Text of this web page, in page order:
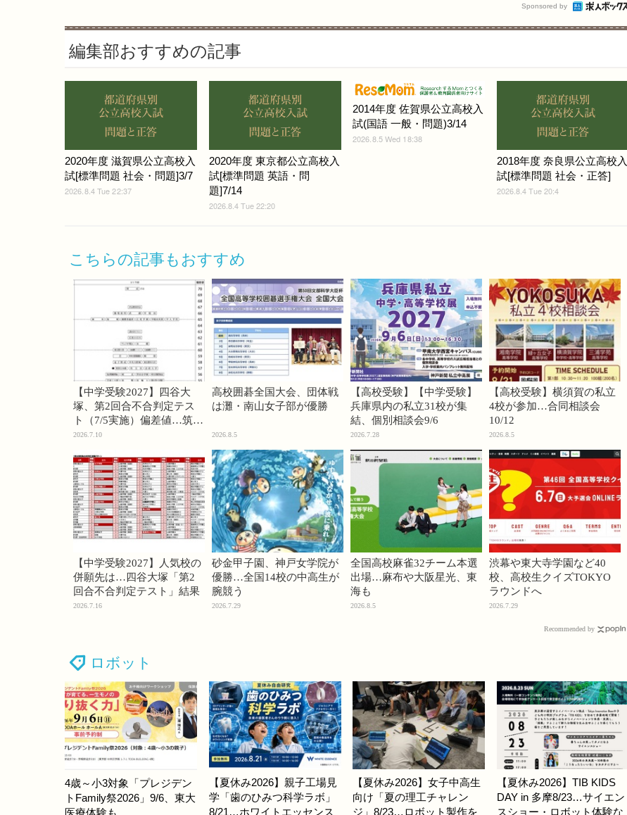
Sponsored by
編集部おすすめの記事
2020年度 滋賀県公立高校入
試[標準問題 社会・問題]3/7
2026.8.4 Tue 22:37
2020年度 東京都公立高校入
試[標準問題 英語・問
題]7/14
2026.8.4 Tue 22:20
2014年度 佐賀県公立高校入
試(国語 一般・問題)3/14
2026.8.5 Wed 18:38
2018年度 奈良県公立高校入
試[標準問題 社会・正答]
2026.8.4 Tue 20:4
こちらの記事もおすすめ
【中学受験2027】四谷大
塚、第2回合不合判定テス
ト（7/5実施）偏差値…筑駒
74・桜蔭70＜PR＞
2026.7.10
高校囲碁全国大会、団体戦
は灘・南山女子部が優勝
2026.8.5
【高校受験】【中学受験】
兵庫県内の私立31校が集
結、個別相談会9/6
2026.7.28
【高校受験】横須賀の私立
4校が参加…合同相談会
10/12
2026.8.5
【中学受験2027】人気校の
併願先は…四谷大塚「第2
回合不合判定テスト」結果
2026.7.16
砂金甲子園、神戸女学院が
優勝…全国14校の中高生が
腕競う
2026.7.29
全国高校麻雀32チーム本選
出場…麻布や大阪星光、東
海も
2026.8.5
渋幕や東大寺学園など40
校、高校生クイズTOKYO
ラウンドへ
2026.7.29
Recommended by
ロボット
4歳～小3対象「プレジデン
トFamily祭2026」9/6、東大
【夏休み2026】親子工場見
学「歯のひみつ科学ラボ」
8/21…ホワイトエッセンス
【夏休み2026】女子中高生
向け「夏の理工チャレン
ジ」8/23…ロボット製作を
【夏休み2026】TIB KIDS
DAY in 多摩8/23…サイエン
スショー・ロボット体験な